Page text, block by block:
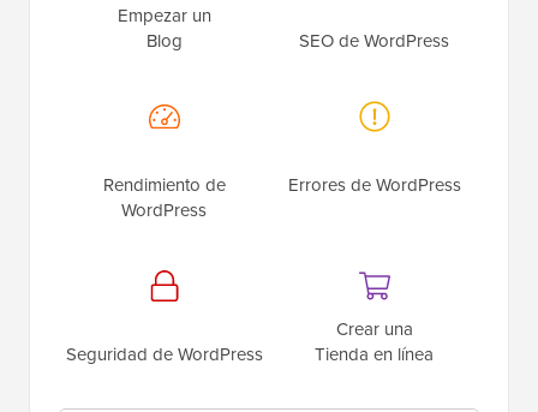
Empezar un
Blog
SEO de WordPress
Rendimiento de
WordPress
Errores de WordPress
Seguridad de WordPress
Crear una
Tienda en línea